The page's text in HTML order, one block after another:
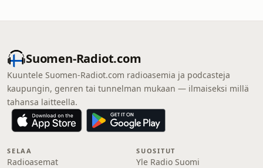
Suomen-Radiot.com
Kuuntele Suomen-Radiot.com radioasemia ja podcasteja
kaupungin, genren tai tunnelman mukaan — ilmaiseksi millä
tahansa laitteella.
SELAA
Radioasemat
SUOSITUT
Yle Radio Suomi